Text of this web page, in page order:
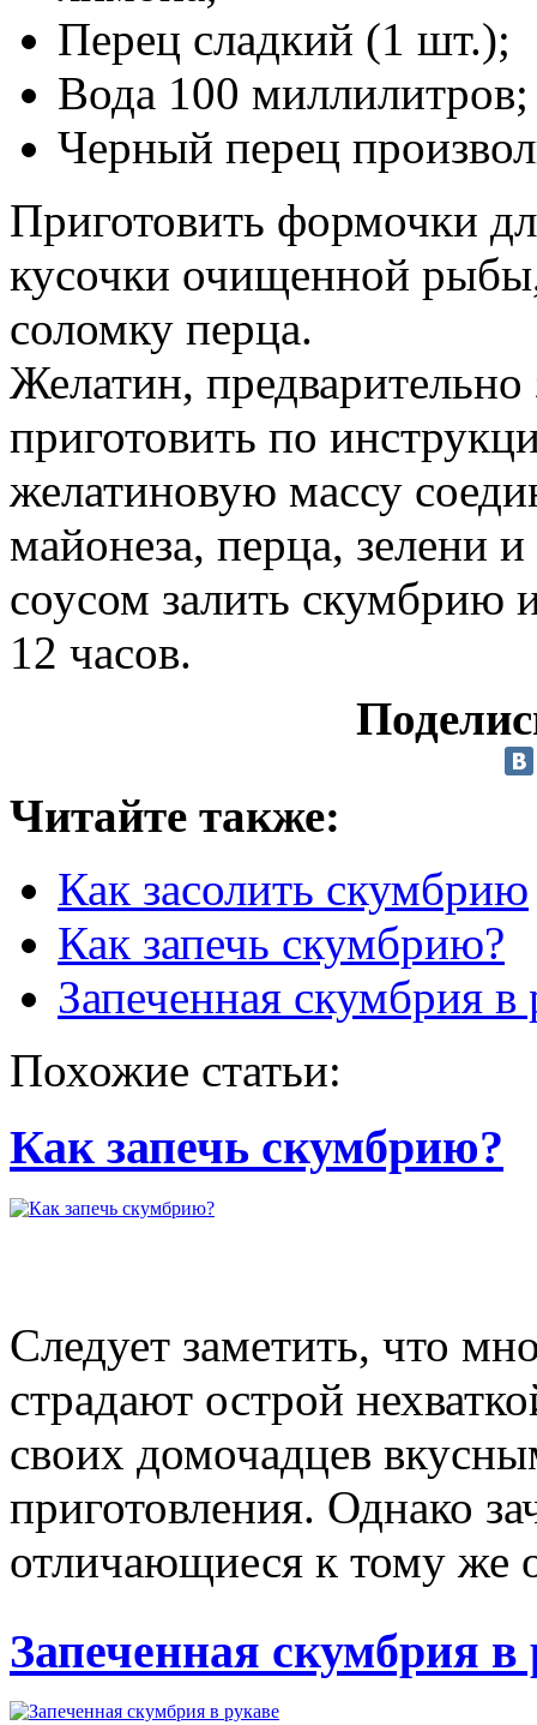
Перец сладкий (1 шт.);
Вода 100 миллилитров;
Черный перец
Приготовить формочки
кусочки очищенной
соломку перца.
Желатин,
приготовить по
желатиновую массу
майонеза, перца, зелени
соусом залить скумбрию
12 часов.
Читайте также:
Как засолить скумбрию
Как запечь скумбрию?
Запеченная скумбрия в
Похожие статьи:
Как запечь скумбрию?
Следует заметить, что
страдают острой
своих домочадцев
приготовления. Однако
отличающиеся к тому же
Запеченная скумбрия в